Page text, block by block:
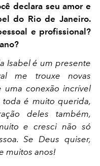
declara seu amor e
do Rio de Janeiro.
e profissional?
Isabel é um presente
me trouxe novas
uma conexão incrível
é muito querida,
deles também,
e cresci não só
Se Deus quiser,
muitos anos!